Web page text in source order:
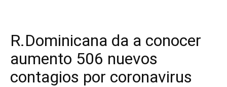
R.Dominicana da a conocer
aumento 506 nuevos
contagios por coronavirus